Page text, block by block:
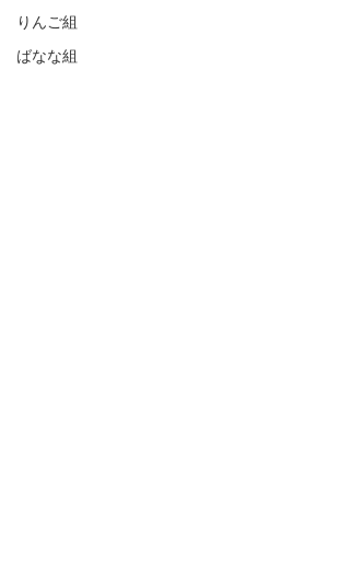
りんご組
ばなな組